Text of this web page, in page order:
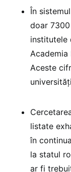
În
doar
institutele
Academia
Aceste
listate
în
la statul
ar fi